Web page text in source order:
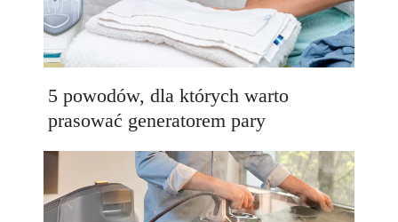
5 powodów, dla których warto
prasować generatorem pary